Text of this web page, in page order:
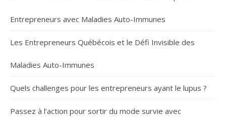
Entrepreneurs avec Maladies Auto-Immunes
Les Entrepreneurs Québécois et le Défi Invisible des
Maladies Auto-Immunes
Quels challenges pour les entrepreneurs ayant le lupus ?
Passez à l’action pour sortir du mode survie avec